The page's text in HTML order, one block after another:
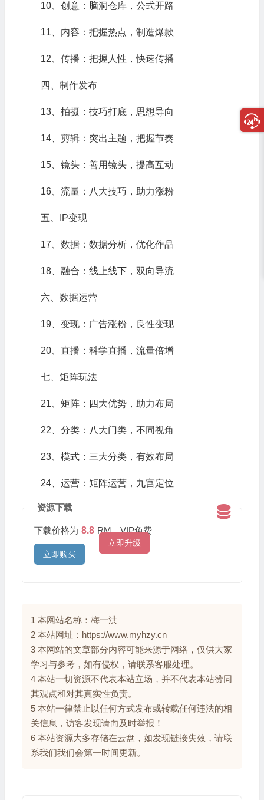
10、创意：脑洞仓库，公式开路
11、内容：把握热点，制造爆款
12、传播：把握人性，快速传播
四、制作发布
13、拍摄：技巧打底，思想导向
14、剪辑：突出主题，把握节奏
15、镜头：善用镜头，提高互动
16、流量：八大技巧，助力涨粉
五、IP变现
17、数据：数据分析，优化作品
18、融合：线上线下，双向导流
六、数据运营
19、变现：广告涨粉，良性变现
20、直播：科学直播，流量倍增
七、矩阵玩法
21、矩阵：四大优势，助力布局
22、分类：八大门类，不同视角
23、模式：三大分类，有效布局
24、运营：矩阵运营，九宫定位
资源下载
下载价格为 8.8 RM，VIP免费
立即升级
立即购买
1 本网站名称：梅一洪
2 本站网址：https://www.myhzy.cn
3 本网站的文章部分内容可能来源于网络，仅供大家
学习与参考，如有侵权，请联系客服处理。
4 本站一切资源不代表本站立场，并不代表本站赞同
其观点和对其真实性负责。
5 本站一律禁止以任何方式发布或转载任何违法的相
关信息，访客发现请向及时举报！
6 本站资源大多存储在云盘，如发现链接失效，请联
系我们我们会第一时间更新。